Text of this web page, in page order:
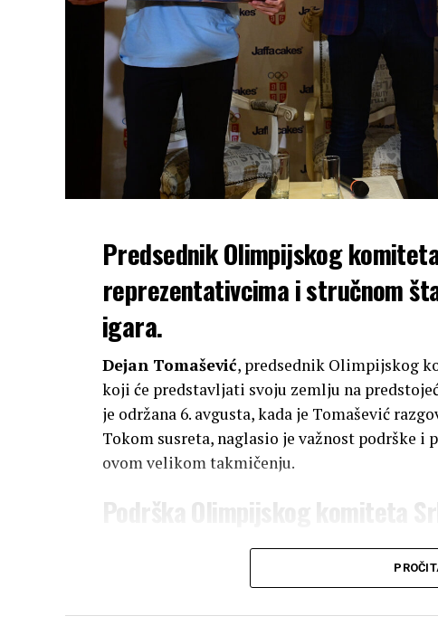
Predsednik Olimpijskog
reprezentativcima i stručnom
igara.
Dejan Tomašević, predsednik Olimpijskog
koji će predstavljati svoju zemlju na
je održana 6. avgusta, kada je Tomašević
Tokom susreta, naglasio je važnost podrške i
ovom velikom takmičenju.
Podrška Olimpijskog komiteta
Kao rezultat ove inicijative,Dejan Tomašević
Olimpijskog komiteta